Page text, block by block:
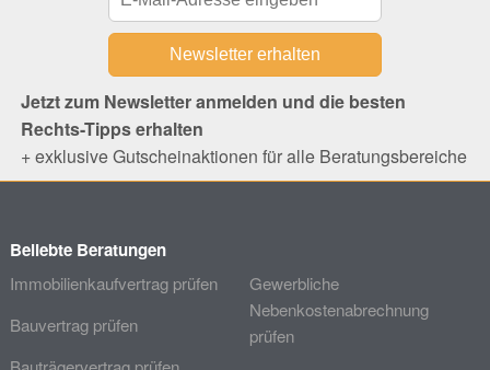
Jetzt zum Newsletter anmelden und die besten
Rechts-Tipps erhalten
+ exklusive Gutscheinaktionen für alle Beratungsbereiche
Beliebte Beratungen
Immobilienkaufvertrag prüfen
Bauvertrag prüfen
Gewerbliche
Nebenkostenabrechnung
prüfen